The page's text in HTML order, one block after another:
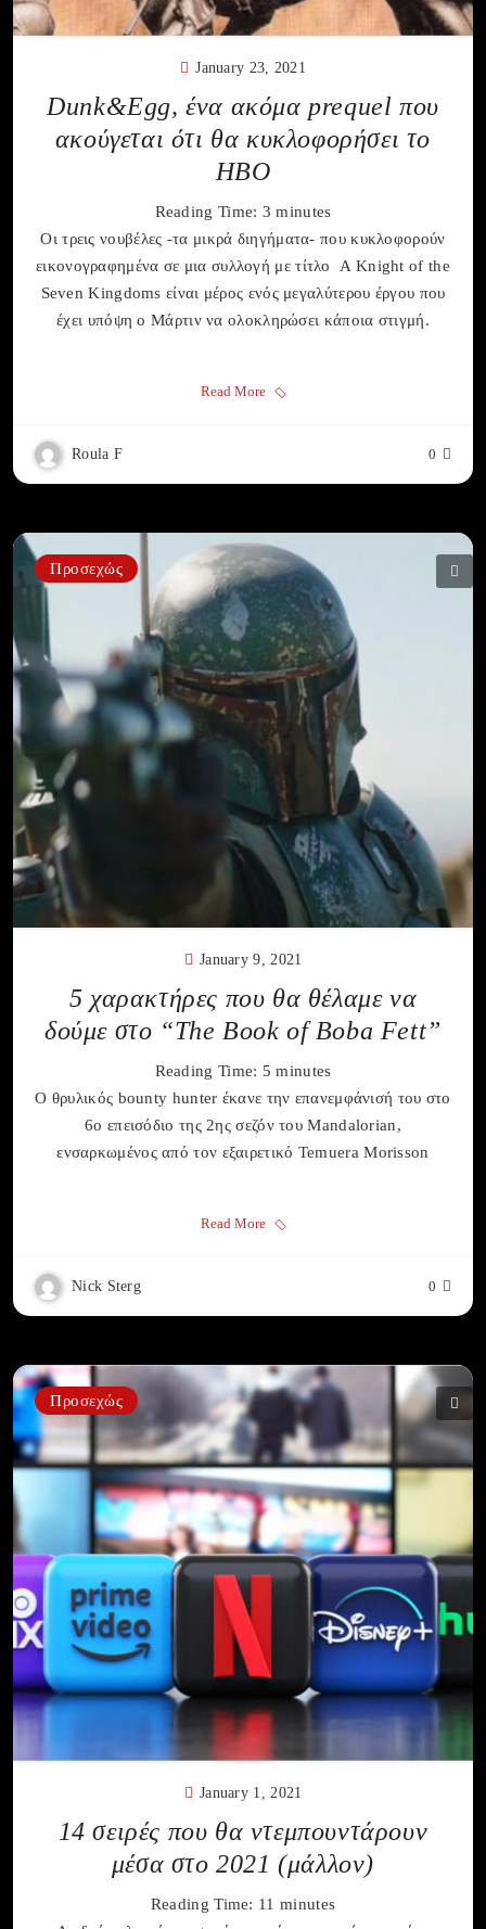
January 23, 2021
Dunk&Egg, ένα ακόμα prequel που
ακούγεται ότι θα κυκλοφορήσει το
HBO
Reading Time: 3 minutes
Οι τρεις νουβέλες -τα μικρά διηγήματα- που κυκλοφορούν
εικονογραφημένα σε μια συλλογή με τίτλο A Knight of the
Seven Kingdoms είναι μέρος ενός μεγαλύτερου έργου που
έχει υπόψη ο Μάρτιν να ολοκληρώσει κάποια στιγμή.
Read More
Roula F 0
Προσεχώς
January 9, 2021
5 χαρακτήρες που θα θέλαμε να
δούμε στο “The Book of Boba Fett”
Reading Time: 5 minutes
Ο θρυλικός bounty hunter έκανε την επανεμφάνισή του στο
6ο επεισόδιο της 2ης σεζόν του Mandalorian,
ενσαρκωμένος από τον εξαιρετικό Temuera Morisson
Read More
Nick Sterg 0
Προσεχώς
January 1, 2021
14 σειρές που θα ντεμπουντάρουν
μέσα στο 2021 (μάλλον)
Reading Time: 11 minutes